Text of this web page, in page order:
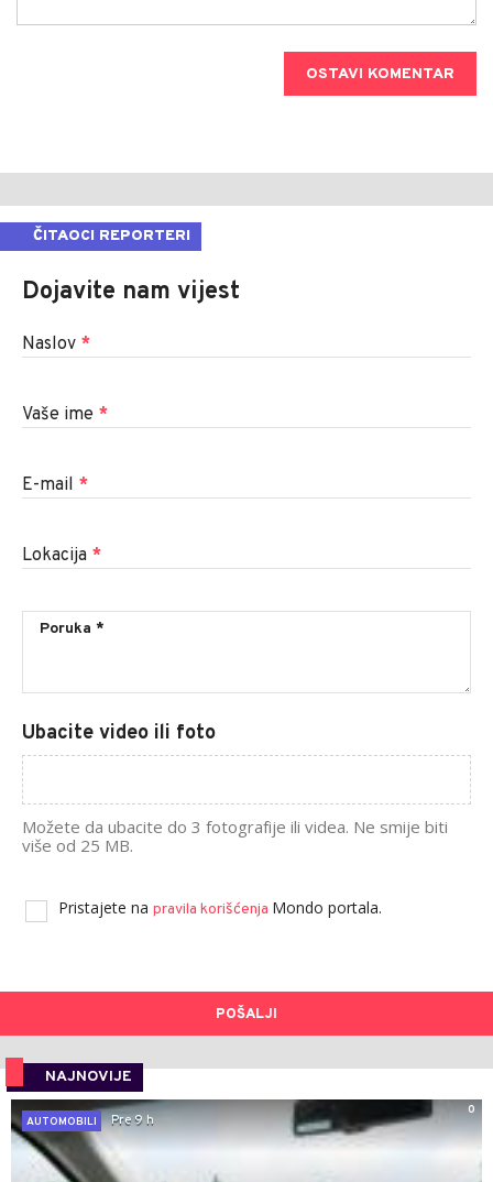
OSTAVI KOMENTAR
ČITAOCI REPORTERI
Dojavite nam vijest
Naslov *
Vaše ime *
E-mail *
Lokacija *
Ubacite video ili foto
Možete da ubacite do 3 fotografije ili videa. Ne smije biti
više od 25 MB.
Pristajete na pravila korišćenja Mondo portala.
POŠALJI
NAJNOVIJE
0
AUTOMOBILI
Pre 9 h